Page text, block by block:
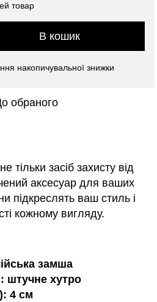
товар
В кошик
накопичувальної знижки
обраного
тільки засіб захисту від
аксесуар для ваших
підкреслять ваш стиль і
кожному вигляду.
замша
штучне хутро
4 см